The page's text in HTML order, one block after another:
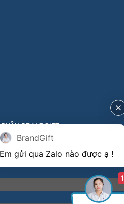
BRANDGIFT.
: 0401922065
JOINT STOCK COMPANY
BrandGift
1